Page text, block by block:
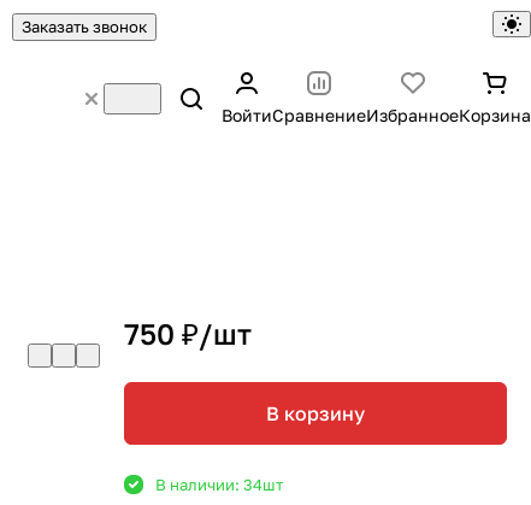
Заказать звонок
ВойтиСравнениеИзбранноеКорзина
750 ₽/шт
В корзину
В наличии: 34шт